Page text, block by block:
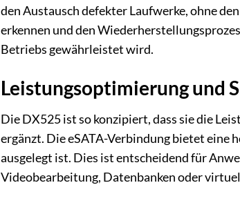
den Austausch defekter Laufwerke, ohne
erkennen und den
Betriebs gewährleistet wird.
Leistungsoptimierung und
Die DX525 ist so konzipiert, dass sie die
ergänzt. Die eSATA-Verbindung bietet eine
ausgelegt ist. Dies ist entscheidend für
Videobearbeitung, Datenbanken oder